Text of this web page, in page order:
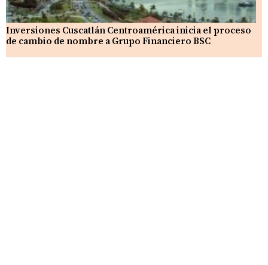
Inversiones Cuscatlán Centroamérica inicia el proceso
de cambio de nombre a Grupo Financiero BSC